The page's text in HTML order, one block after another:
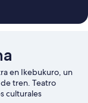
en Ikebukuro, un
tren. Teatro
culturales